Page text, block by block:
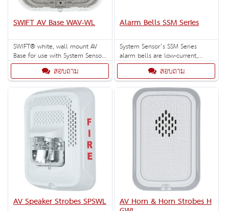
SWIFT AV Base WAV-WL
SWIFT® white, wall mount AV
Base for use with System Sensor
L-Series AV devices.
สอบถาม
Alarm Bells SSM Series
System Sensor’s SSM Series
alarm bells are low-current,
high-decibel notification
appliances for use in fire and
burglary systems or other
signaling applications.
สอบถาม
AV Speaker Strobes SPSWL AV Horn & Horn Strobes H